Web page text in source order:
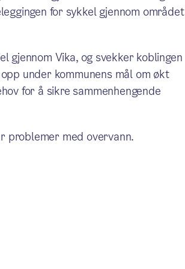
for sykkel gjennom området
gjennom Vika, og svekker koblingen
under kommunens mål om økt
for å sikre sammenhengende
problemer med overvann.